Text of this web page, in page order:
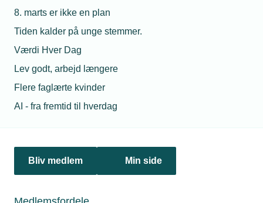
8. marts er ikke en plan
Tiden kalder på unge stemmer.
Værdi Hver Dag
Lev godt, arbejd længere
Flere faglærte kvinder
AI - fra fremtid til hverdag
Bliv medlem Min side
Politik & analyse
jura@tekniq.dk
tekniq@tekniq.dk